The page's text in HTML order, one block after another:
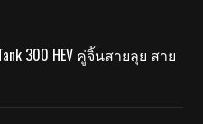
Tank 300 HEV คู่จิ้นสายลุย สาย